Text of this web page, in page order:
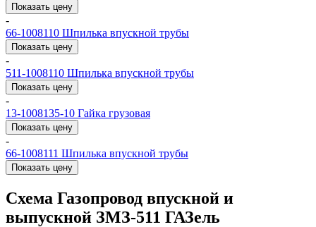
Показать цену
-
66-1008110 Шпилька впускной трубы
Показать цену
-
511-1008110 Шпилька впускной трубы
Показать цену
-
13-1008135-10 Гайка грузовая
Показать цену
-
66-1008111 Шпилька впускной трубы
Показать цену
Схема Газопровод впускной и
выпускной ЗМЗ-511 ГАЗель